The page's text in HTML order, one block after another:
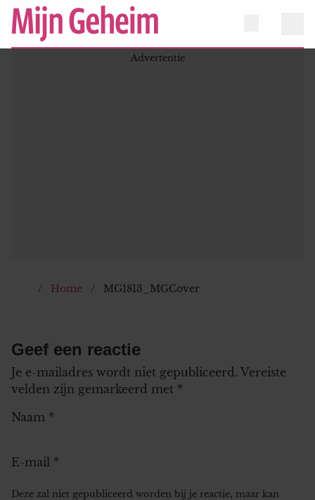
Home MG1813_MGCover
Geef een reactie
Je e-mailadres wordt niet gepubliceerd. Vereiste
velden zijn gemarkeerd met *
Naam *
E-mail *
Deze zal niet gepubliceerd worden bij je reactie, maar kan